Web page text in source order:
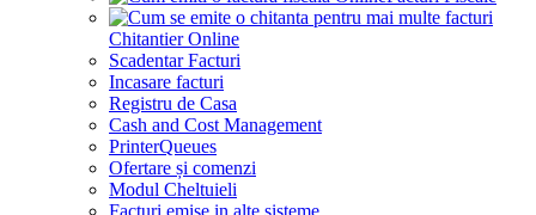
Chitantier Online
Scadentar Facturi
Incasare facturi
Registru de Casa
Cash and Cost Management
PrinterQueues
Ofertare și comenzi
Modul Cheltuieli